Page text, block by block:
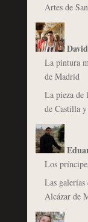
Artes de
La pintura
de Madrid
La pieza de
de Castilla
Los
Las
Alcázar de